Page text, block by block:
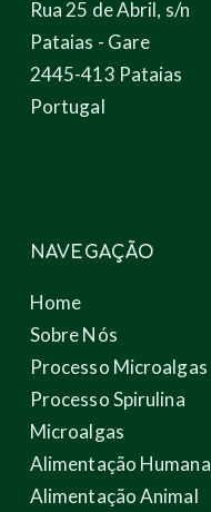
Rua 25 de Abril, s/n
Pataias - Gare
2445-413 Pataias
Portugal
NAVEGAÇÃO
Home
Sobre Nós
Processo Microalgas
Processo Spirulina
Microalgas
Alimentação Humana
Alimentação Animal